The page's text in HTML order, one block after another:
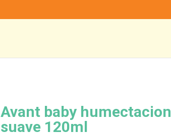
Avant baby humectacion
suave 120ml